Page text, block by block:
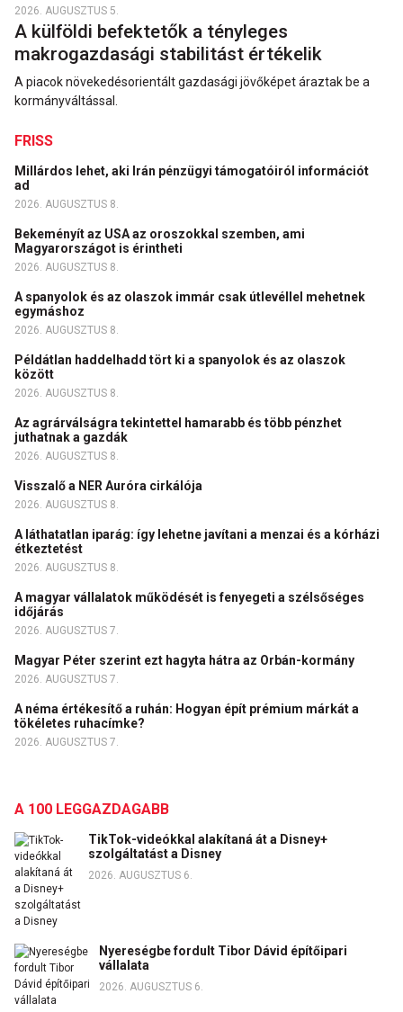
2026. AUGUSZTUS 5.
A külföldi befektetők a tényleges
makrogazdasági stabilitást értékelik
A piacok növekedésorientált gazdasági jövőképet áraztak be a
kormányváltással.
FRISS
Millárdos lehet, aki Irán pénzügyi támogatóiról információt
ad
2026. AUGUSZTUS 8.
Bekeményít az USA az oroszokkal szemben, ami
Magyarországot is érintheti
2026. AUGUSZTUS 8.
A spanyolok és az olaszok immár csak útlevéllel mehetnek
egymáshoz
2026. AUGUSZTUS 8.
Példátlan haddelhadd tört ki a spanyolok és az olaszok
között
2026. AUGUSZTUS 8.
Az agrárválságra tekintettel hamarabb és több pénzhet
juthatnak a gazdák
2026. AUGUSZTUS 8.
Visszalő a NER Auróra cirkálója
2026. AUGUSZTUS 8.
A láthatatlan iparág: így lehetne javítani a menzai és a kórházi
étkeztetést
2026. AUGUSZTUS 8.
A magyar vállalatok működését is fenyegeti a szélsőséges
időjárás
2026. AUGUSZTUS 7.
Magyar Péter szerint ezt hagyta hátra az Orbán-kormány
2026. AUGUSZTUS 7.
A néma értékesítő a ruhán: Hogyan épít prémium márkát a
tökéletes ruhacímke?
2026. AUGUSZTUS 7.
A 100 LEGGAZDAGABB
TikTok-videókkal alakítaná át a Disney+
szolgáltatást a Disney
2026. AUGUSZTUS 6.
Nyereségbe fordult Tibor Dávid építőipari
vállalata
2026. AUGUSZTUS 6.